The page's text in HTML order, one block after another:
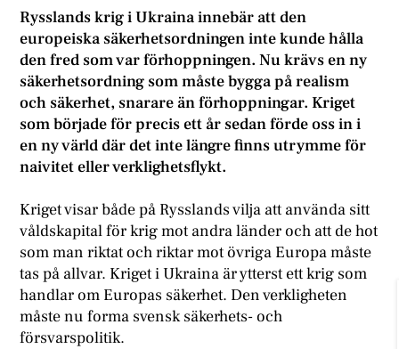
Rysslands krig i Ukraina innebär att den
europeiska säkerhetsordningen inte kunde hålla
den fred som var förhoppningen. Nu krävs en ny
säkerhetsordning som måste bygga på realism
och säkerhet, snarare än förhoppningar. Kriget
som började för precis ett år sedan förde oss in i
en ny värld där det inte längre finns utrymme för
naivitet eller verklighetsflykt.
Kriget visar både på Rysslands vilja att använda sitt
våldskapital för krig mot andra länder och att de hot
som man riktat och riktar mot övriga Europa måste
tas på allvar. Kriget i Ukraina är ytterst ett krig som
handlar om Europas säkerhet. Den verkligheten
måste nu forma svensk säkerhets- och
försvarspolitik.